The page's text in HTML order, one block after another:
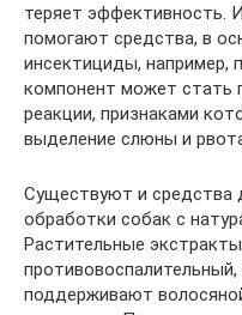
теряет эффективность.
помогают средства, в
инсектициды, например,
компонент может стать
реакции, признаками
выделение слюны и
Существуют и средства
обработки собак с
Растительные
поддерживают